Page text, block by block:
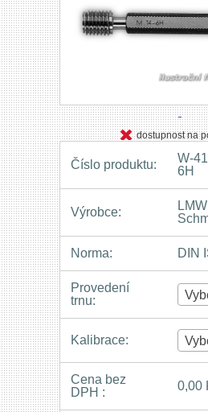
dostupnost na
Číslo produktu:
W-
6H
Výrobce:
LMW
Norma: DIN
Provedení
trnu:
Kalibrace:
Cena bez
DPH :
0,00